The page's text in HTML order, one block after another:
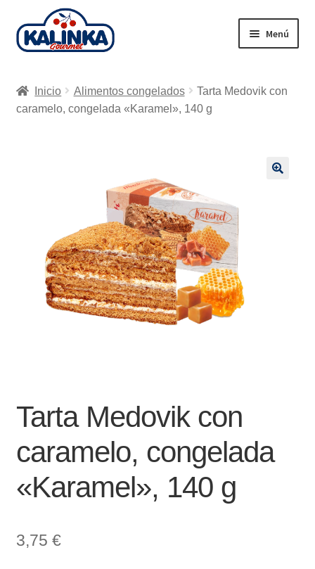
Ir
a
Ir
al
Menú
Tienda en línea
Inicio Alimentos congelados
Tarta Medovik con
caramelo, congelada «Karamel», 140 g
Tarta Medovik con
caramelo, congelada
«Karamel», 140 g
3,75 €